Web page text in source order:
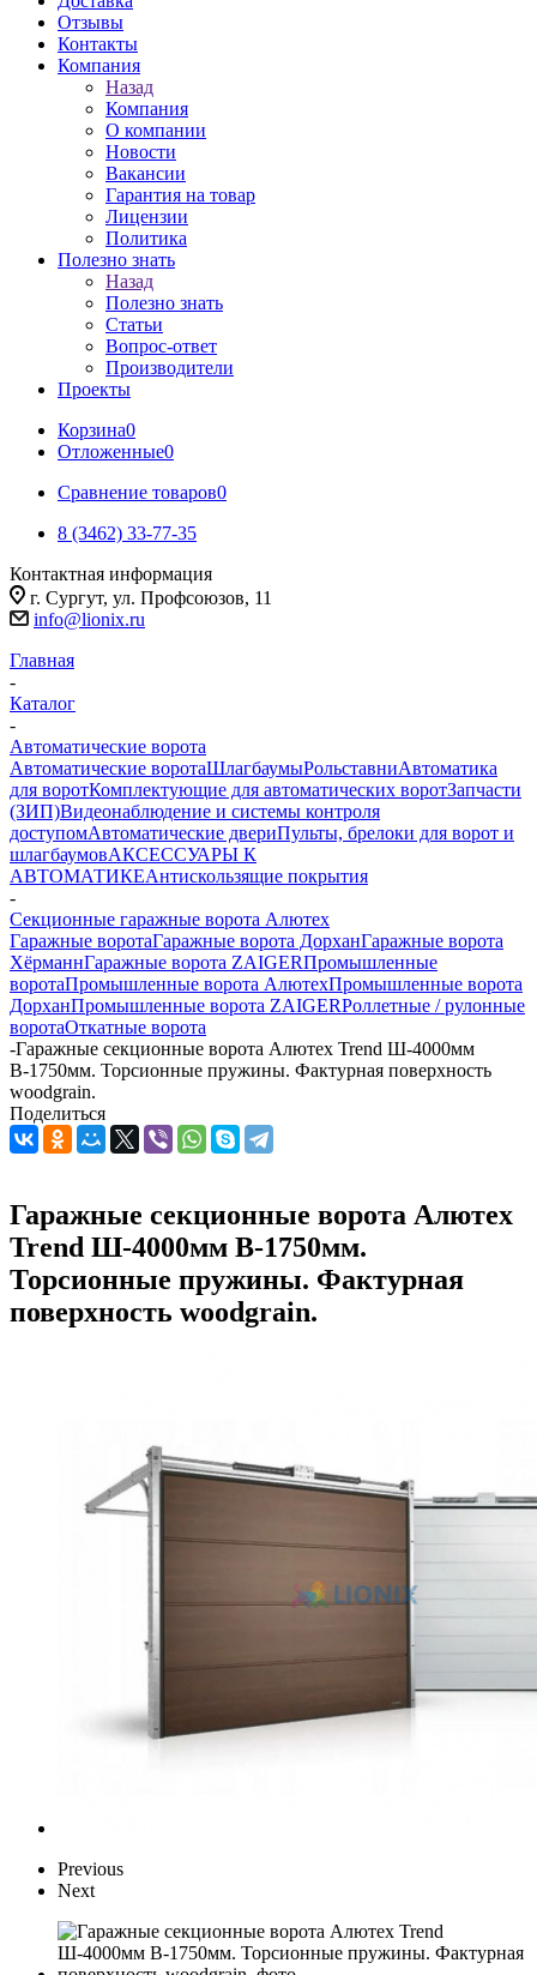
Отзывы
Контакты
Компания
Назад
Компания
О компании
Новости
Вакансии
Гарантия на товар
Лицензии
Политика
Полезно знать
Назад
Полезно знать
Статьи
Вопрос-ответ
Производители
Проекты
Корзина0
Отложенные0
Сравнение товаров0
8 (3462) 33-77-35
Контактная информация
г. Сургут, ул. Профсоюзов, 11
info@lionix.ru
Главная
-
Каталог
-
Автоматические ворота
Автоматические воротаШлагбаумыРольставниАвтоматика
для воротКомплектующие для автоматических воротЗапчасти
(ЗИП)Видеонаблюдение и системы контроля
доступомАвтоматические двериПульты, брелоки для ворот и
шлагбаумовАКСЕССУАРЫ К
АВТОМАТИКЕАнтискользящие покрытия
-
Секционные гаражные ворота Алютех
Гаражные воротаГаражные ворота ДорханГаражные ворота
ХёрманнГаражные ворота ZAIGERПромышленные
воротаПромышленные ворота АлютехПромышленные ворота
ДорханПромышленные ворота ZAIGERРоллетные / рулонные
воротаОткатные ворота
-Гаражные секционные ворота Алютех Trend Ш-4000мм
В-1750мм. Торсионные пружины. Фактурная поверхность
woodgrain.
Поделиться
Гаражные секционные ворота Алютех
Trend Ш-4000мм В-1750мм.
Торсионные пружины. Фактурная
поверхность woodgrain.
Previous
Next